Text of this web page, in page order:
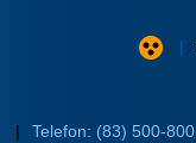
Telefon: (83) 500-800